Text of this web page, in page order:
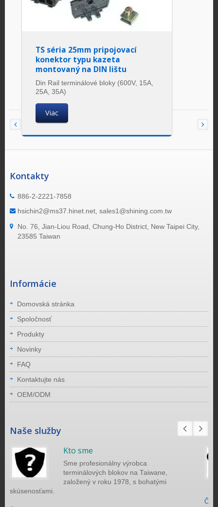
TS séria 25mm pripojovací
konektor typu kazeta
montovaný na DIN lištu
Din Rail terminálové bloky (600V, 15A,
25A, 35A)
Viac
Kontakty
886-2-2221-7858
hsichin2@ms37.hinet.net, sales1@shining.com.tw
No. 76, Jian-Liou Road, Chung-Ho District, New Taipei City,
23585 Taiwan
Informácie
Domovská stránka
Spoločnosť
Produkty
Novinky
FAQ
Kontaktujte nás
OEM/ODM
Naše služby
Kto sme
Sme profesionálny výrobca
terminálových blokov na Taiwane,
založený v roku 1978, s bohatými
skúsenosťami.